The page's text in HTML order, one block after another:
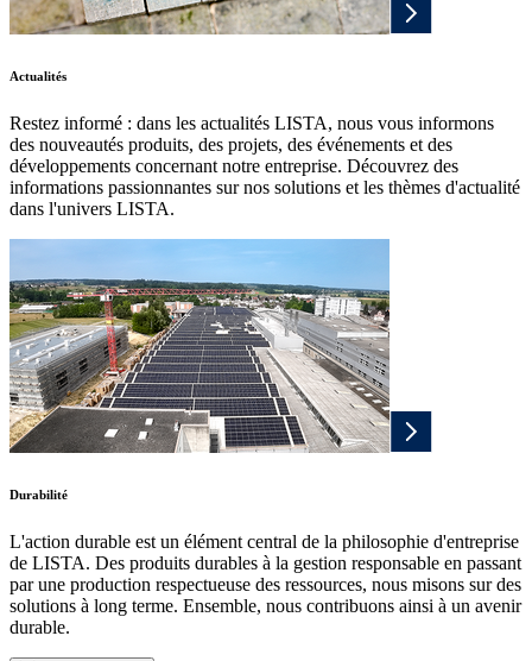
Actualités
Restez informé : dans les actualités LISTA, nous vous informons
des nouveautés produits, des projets, des événements et des
développements concernant notre entreprise. Découvrez des
informations passionnantes sur nos solutions et les thèmes d'actualité
dans l'univers LISTA.
Durabilité
L'action durable est un élément central de la philosophie d'entreprise
de LISTA. Des produits durables à la gestion responsable en passant
par une production respectueuse des ressources, nous misons sur des
solutions à long terme. Ensemble, nous contribuons ainsi à un avenir
durable.